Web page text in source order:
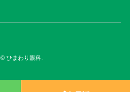
©ひまわり眼科.